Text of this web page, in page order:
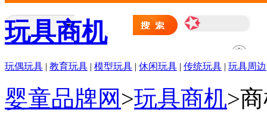
玩具商机
玩偶玩具 | 教育玩具 | 模型玩具 | 休闲玩具 | 传统玩具 | 玩具周边
婴童品牌网 >玩具商机>